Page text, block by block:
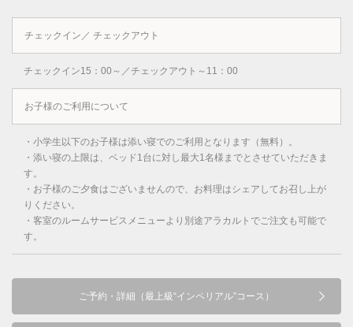
チェックイン／ チェックアウト
チェックイン15：00～／チェックアウト～11：00
お子様のご利用について
・小学生以下のお子様は添い寝でのご利用となります（無料）。
・添い寝の上限は、ベッド1台に対し最大1名様までとさせていただきま
す。
・お子様のご夕食はございませんので、お料理はシェアしてお召し上が
りください。
・客室のルームサービスメニューより別途アラカルトでご注文も可能で
す。
ご予約・詳細（最上級“インペリアル”コース）